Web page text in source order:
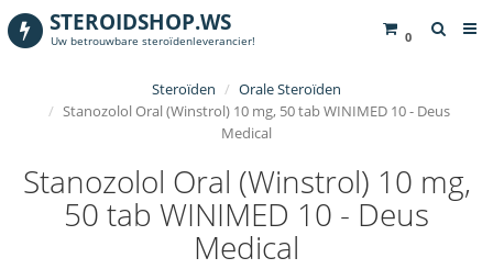
0
STEROIDSHOP.WS
Uw betrouwbare steroïdenleverancier!
Steroïden
Orale Steroïden
Stanozolol Oral (Winstrol) 10 mg, 50 tab WINIMED 10 - Deus
Medical
Stanozolol Oral (Winstrol) 10 mg,
50 tab WINIMED 10 - Deus
Medical